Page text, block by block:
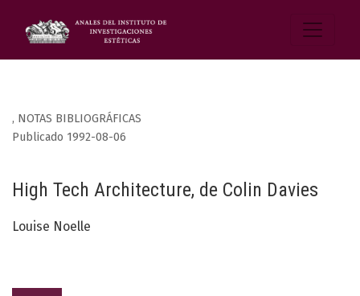
, NOTAS BIBLIOGRÁFICAS
High Tech Architecture, de Colin Davies
Publicado 1992-08-06
Louise Noelle